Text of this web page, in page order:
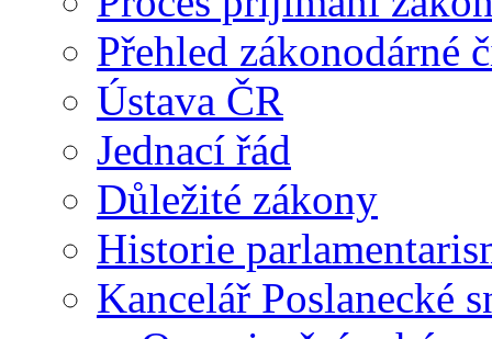
Přehled zákonodárné
Ústava ČR
Jednací řád
Důležité zákony
Historie
Kancelář Poslanecké